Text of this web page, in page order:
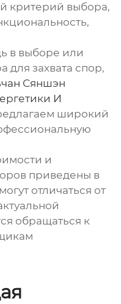
критерий выбора,
в выборе или
для захвата спор,
Сяншэн
И
широкий
и
приведены в
отличаться от
обращаться к